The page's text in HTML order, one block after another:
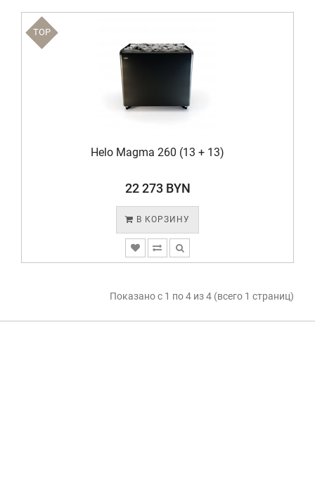
TOP
Helo Magma 260 (13 + 13)
22 273 BYN
В КОРЗИНУ
Показано с 1 по 4 из 4 (всего 1 страниц)